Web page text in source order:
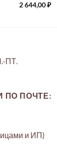
2 644,00₽
ПТ.
ПО ПОЧТЕ:
и ИП)